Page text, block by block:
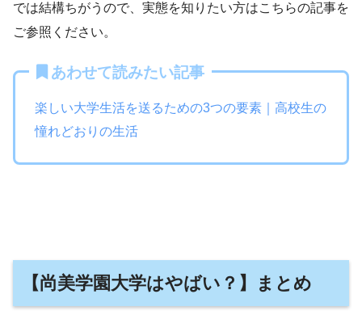
では結構ちがうので、実態を知りたい方はこちらの記事を
ご参照ください。
あわせて読みたい記事
楽しい大学生活を送るための3つの要素｜高校生の
憧れどおりの生活
【尚美学園大学はやばい？】まとめ